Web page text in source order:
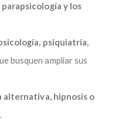
parapsicología y los
psiquiatría,
busquen ampliar sus
alternativa, hipnosis o
.